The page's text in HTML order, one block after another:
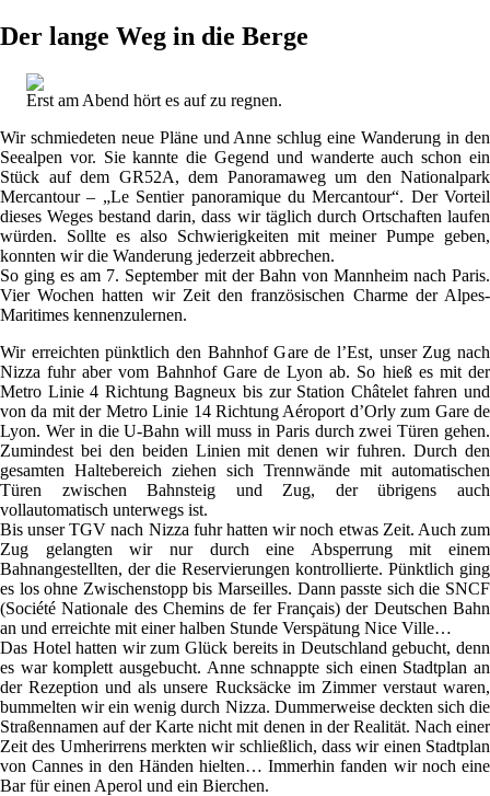
Der lange Weg in die Berge
Erst am Abend hört es auf zu regnen.
Wir schmiedeten neue Pläne und Anne schlug eine Wanderung in den
Seealpen vor. Sie kannte die Gegend und wanderte auch schon ein
Stück auf dem GR52A, dem Panoramaweg um den Nationalpark
Mercantour – „Le Sentier panoramique du Mercantour“. Der Vorteil
dieses Weges bestand darin, dass wir täglich durch Ortschaften laufen
würden. Sollte es also Schwierigkeiten mit meiner Pumpe geben,
konnten wir die Wanderung jederzeit abbrechen.
So ging es am 7. September mit der Bahn von Mannheim nach Paris.
Vier Wochen hatten wir Zeit den französischen Charme der Alpes-
Maritimes kennenzulernen.
Wir erreichten pünktlich den Bahnhof Gare de l’Est, unser Zug nach
Nizza fuhr aber vom Bahnhof Gare de Lyon ab. So hieß es mit der
Metro Linie 4 Richtung Bagneux bis zur Station Châtelet fahren und
von da mit der Metro Linie 14 Richtung Aéroport d’Orly zum Gare de
Lyon. Wer in die U-Bahn will muss in Paris durch zwei Türen gehen.
Zumindest bei den beiden Linien mit denen wir fuhren. Durch den
gesamten Haltebereich ziehen sich Trennwände mit automatischen
Türen zwischen Bahnsteig und Zug, der übrigens auch
vollautomatisch unterwegs ist.
Bis unser TGV nach Nizza fuhr hatten wir noch etwas Zeit. Auch zum
Zug gelangten wir nur durch eine Absperrung mit einem
Bahnangestellten, der die Reservierungen kontrollierte. Pünktlich ging
es los ohne Zwischenstopp bis Marseilles. Dann passte sich die SNCF
(Société Nationale des Chemins de fer Français) der Deutschen Bahn
an und erreichte mit einer halben Stunde Verspätung Nice Ville…
Das Hotel hatten wir zum Glück bereits in Deutschland gebucht, denn
es war komplett ausgebucht. Anne schnappte sich einen Stadtplan an
der Rezeption und als unsere Rucksäcke im Zimmer verstaut waren,
bummelten wir ein wenig durch Nizza. Dummerweise deckten sich die
Straßennamen auf der Karte nicht mit denen in der Realität. Nach einer
Zeit des Umherirrens merkten wir schließlich, dass wir einen Stadtplan
von Cannes in den Händen hielten… Immerhin fanden wir noch eine
Bar für einen Aperol und ein Bierchen.